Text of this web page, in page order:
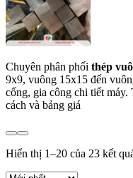
Chuyên phân phối thép
9x9, vuông 15x15 đến
cổng, gia công chi tiết máy.
cách và bảng giá
Hiển thị 1–20 của 23 kết